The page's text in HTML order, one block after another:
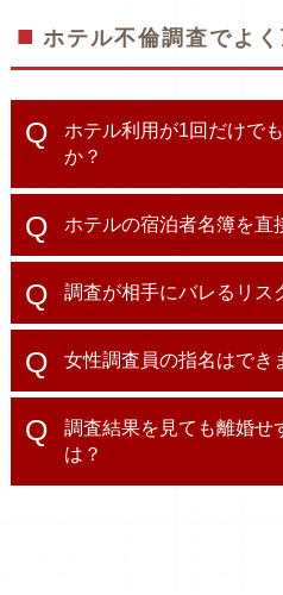
ホテル不倫調査でよ
ホテル利用が1回だけで
か？
ホテルの宿泊者名簿を直
調査が相手にバレるリス
女性調査員の指名はでき
調査結果を見ても離婚せ
は？